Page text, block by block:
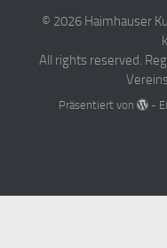
© 2026 Haimhauser
All rights reserved.
Präsentiert von -